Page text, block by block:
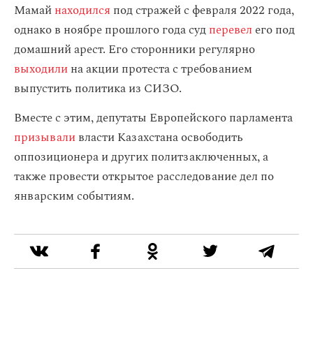
Мамайнаходился под стражей с февраля 2022 года,
однако в ноябре прошлого года судперевелего под
домашний арест. Его сторонники регулярно
выходилина акции протеста с требованием
выпустить политика из СИЗО.
Вместе с этим, депутаты Европейского парламента
призываливласти Казахстана освободить
оппозиционера и других политзаключенных, а
также провести открытое расследование дел по
январским событиям.